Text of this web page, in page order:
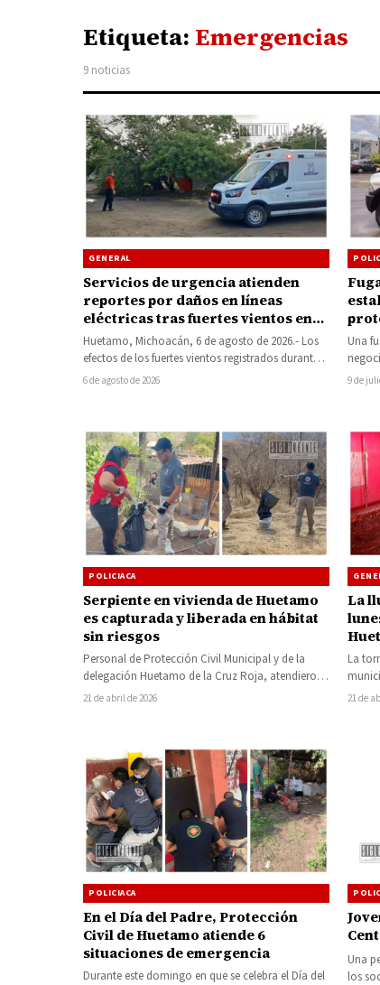
Etiqueta: Emergencias
9 noticias
GENERAL
Servicios de urgencia atienden
reportes por daños en líneas
eléctricas tras fuertes vientos en
Huetamo
Huetamo, Michoacán, 6 de agosto de 2026.- Los
efectos de los fuertes vientos registrados durante
la madrugada de este jueves…
6 de agosto de 2026
Una
9 de
POLICIACA
Serpiente en vivienda de Huetamo
es capturada y liberada en hábitat
sin riesgos
Personal de Protección Civil Municipal y de la
delegación Huetamo de la Cruz Roja, atendieron
un reporte ciudadano por la…
21 de abril de 2026
La
La
21 de
POLICIACA
En el Día del Padre, Protección
Civil de Huetamo atiende 6
situaciones de emergencia
Durante este domingo en que se celebra el Día del
Una
los